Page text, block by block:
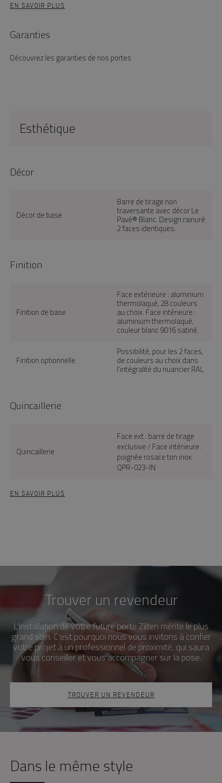
EN SAVOIR PLUS
Garanties
Découvrez les garanties de nos portes
Esthétique
Décor
Décor de base
Barre de tirage non
traversante avec décor Le
Pavé® Blanc. Design rainuré
2 faces identiques.
Finition
Finition de base
Face extérieure : aluminium
thermolaqué, 28 couleurs
au choix. Face intérieure :
aluminium thermolaqué,
couleur blanc 9016 satiné.
Finition optionnelle
Possibilité, pour les 2 faces,
de couleurs au choix dans
l'intégralité du nuancier RAL.
Quincaillerie
Quincaillerie
Face ext : barre de tirage
exclusive / Face intérieure :
poignée rosace ton inox
QPR-023-IN
EN SAVOIR PLUS
Trouver un revendeur
L'installation de votre future porte Zilten mérite le plus
grand soin. C'est pourquoi nous vous invitons à confier
votre projet à un professionnel de proximité, qui saura
vous conseiller et vous accompagner sur la pose.
TROUVER UN REVENDEUR
Dans le même style